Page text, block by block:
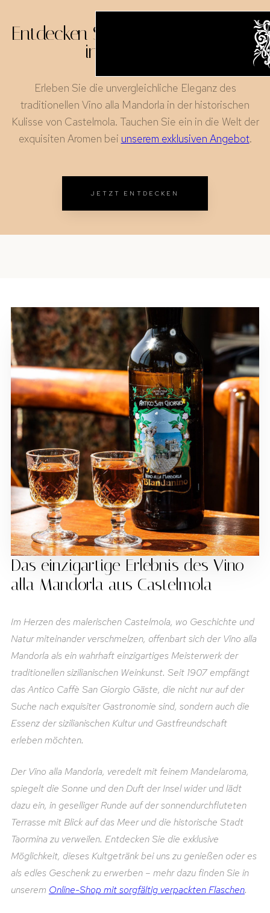
Entdecken Sie Vino alla Mandorla
in Castelmola
Erleben Sie die unvergleichliche Eleganz des
traditionellen Vino alla Mandorla in der historischen
Kulisse von Castelmola. Tauchen Sie ein in die Welt der
exquisiten Aromen bei unserem exklusiven Angebot.
JETZT ENTDECKEN
Das einzigartige Erlebnis des Vino
alla Mandorla aus Castelmola
Im Herzen des malerischen Castelmola, wo Geschichte und
Natur miteinander verschmelzen, offenbart sich der Vino alla
Mandorla als ein wahrhaft einzigartiges Meisterwerk der
traditionellen sizilianischen Weinkunst. Seit 1907 empfängt
das Antico Caffè San Giorgio Gäste, die nicht nur auf der
Suche nach exquisiter Gastronomie sind, sondern auch die
Essenz der sizilianischen Kultur und Gastfreundschaft
erleben möchten.
Der Vino alla Mandorla, veredelt mit feinem Mandelaroma,
spiegelt die Sonne und den Duft der Insel wider und lädt
dazu ein, in geselliger Runde auf der sonnendurchfluteten
Terrasse mit Blick auf das Meer und die historische Stadt
Taormina zu verweilen. Entdecken Sie die exklusive
Möglichkeit, dieses Kultgetränk bei uns zu genießen oder es
als edles Geschenk zu erwerben – mehr dazu finden Sie in
unserem Online-Shop mit sorgfältig verpackten Flaschen.